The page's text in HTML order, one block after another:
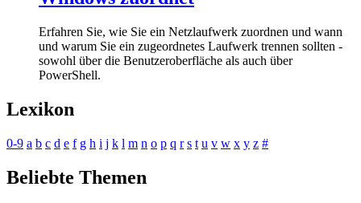
Erfahren Sie, wie Sie ein Netzlaufwerk zuordnen und wann
und warum Sie ein zugeordnetes Laufwerk trennen sollten -
sowohl über die Benutzeroberfläche als auch über
PowerShell.
Lexikon
0-9 a b c d e f g h i j k l m n o p q r s t u v w x y z #
Beliebte Themen